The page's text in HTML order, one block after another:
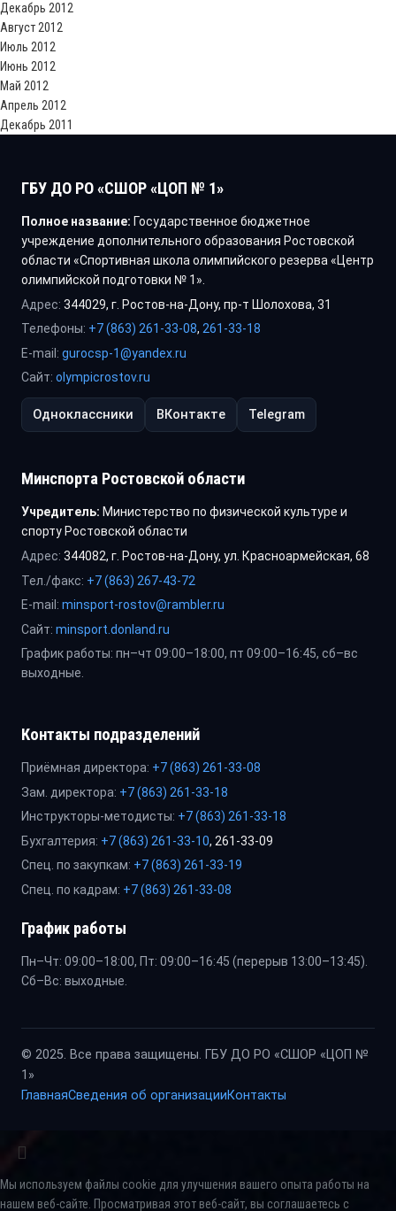
Декабрь 2012
Август 2012
Июль 2012
Июнь 2012
Май 2012
Апрель 2012
Декабрь 2011
ГБУ ДО РО «СШОР «ЦОП № 1»
Полное название: Государственное бюджетное
учреждение дополнительного образования Ростовской
области «Спортивная школа олимпийского резерва «Центр
олимпийской подготовки № 1».
Адрес: 344029, г. Ростов-на-Дону, пр-т Шолохова, 31
Телефоны: +7 (863) 261-33-08, 261-33-18
E-mail: gurocsp-1@yandex.ru
Сайт: olympicrostov.ru
Одноклассники ВКонтакте Telegram
Минспорта Ростовской области
Учредитель: Министерство по физической культуре и
спорту Ростовской области
Адрес: 344082, г. Ростов-на-Дону, ул. Красноармейская, 68
Тел./факс: +7 (863) 267-43-72
E-mail: minsport-rostov@rambler.ru
Сайт: minsport.donland.ru
График работы: пн–чт 09:00–18:00, пт 09:00–16:45, сб–вс
выходные.
Контакты подразделений
Приёмная директора: +7 (863) 261-33-08
Зам. директора: +7 (863) 261-33-18
Инструкторы-методисты: +7 (863) 261-33-18
Бухгалтерия: +7 (863) 261-33-10, 261-33-09
Спец. по закупкам: +7 (863) 261-33-19
Спец. по кадрам: +7 (863) 261-33-08
График работы
Пн–Чт: 09:00–18:00, Пт: 09:00–16:45 (перерыв 13:00–13:45).
Сб–Вс: выходные.
© 2025. Все права защищены. ГБУ ДО РО «СШОР «ЦОП №
1»
ГлавнаяСведения об организацииКонтакты
Мы используем файлы cookie для улучшения вашего опыта работы на
нашем веб-сайте. Просматривая этот веб-сайт, вы соглашаетесь с